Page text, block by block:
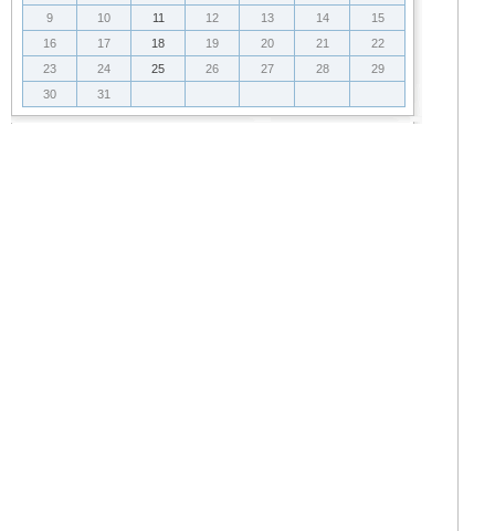
9
10 11 12 13 14
15
16
17 18 19 20 21
22
23
24 25 26 27 28
29
30
31